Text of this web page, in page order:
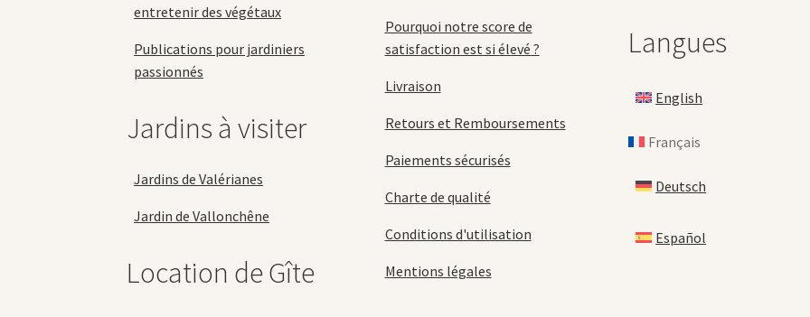
entretenir des végétaux
Publications pour jardiniers
passionnés
Jardins à visiter
Jardins de Valérianes
Jardin de Vallonchêne
Location de Gîte
Pourquoi notre score de
satisfaction est si élevé ?
Livraison
Retours et Remboursements
Paiements sécurisés
Charte de qualité
Conditions d'utilisation
Mentions légales
Langues
English
Français
Deutsch
Español